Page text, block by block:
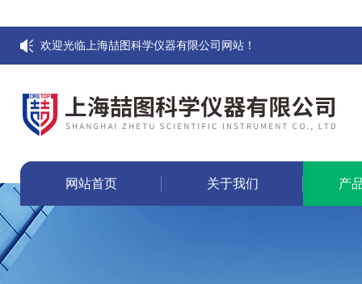
欢迎光临上海喆图科学仪器有限公司网站！
网站首页 关于我们 产